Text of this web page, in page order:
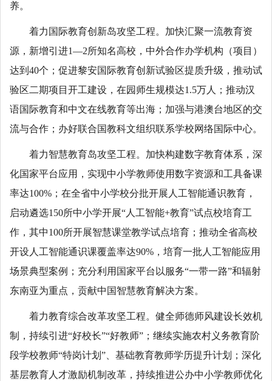
养。
着力国际教育创新岛攻坚工程。加快汇聚一流教育资
源，新增引进1—2所知名高校，中外合作办学机构（项目）
达到40个；促进黎安国际教育创新试验区提质升级，推动试
验区二期项目开工建设，在园师生规模达1.5万人；推动汉
语国际教育和中文在线教育等出海；加强与港澳台地区的交
流与合作；办好联合国教科文组织联系学校网络国际中心。
着力智慧教育岛攻坚工程。加快构建数字教育体系，深
化国家平台应用，实现中小学教师使用数字资源和工具备课
率达100%；在全省中小学校分批开展人工智能通识教育，
启动遴选150所中小学开展“人工智能+教育”试点校培育工
作，其中100所开展智慧课堂教学试点培育；推动全省高校
开设人工智能通识课覆盖率达90%，培育一批人工智能应用
场景典型案例；充分利用国家平台以服务“一带一路”和辐射
东南亚为重点，贡献中国智慧教育解决方案。
着力教育综合改革攻坚工程。健全师德师风建设长效机
制，持续引进“好校长”“好教师”；继续实施农村义务教育阶
段学校教师“特岗计划”、基础教育教师学历提升计划；深化
基层教育人才激励机制改革，持续推进公办中小学教师优化